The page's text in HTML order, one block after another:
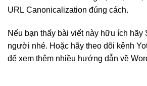
URL Canonicalization đúng cách.
Nếu bạn thấy bài viết này hữu ích hãy
người nhé. Hoặc hãy theo dõi kênh
để xem thêm nhiều hướng dẫn về